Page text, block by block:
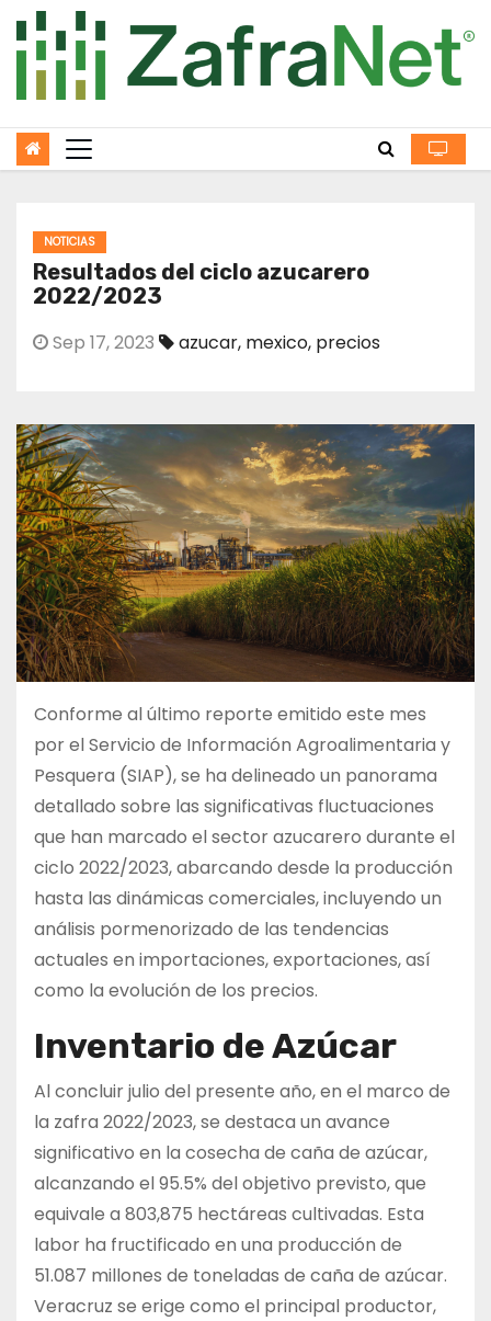
to
content
NOTICIAS
Resultados del ciclo azucarero
2022/2023
Sep 17, 2023 azucar, mexico, precios
Conforme al último reporte emitido este mes
por el Servicio de Información Agroalimentaria y
Pesquera (SIAP), se ha delineado un panorama
detallado sobre las significativas fluctuaciones
que han marcado el sector azucarero durante el
ciclo 2022/2023, abarcando desde la producción
hasta las dinámicas comerciales, incluyendo un
análisis pormenorizado de las tendencias
actuales en importaciones, exportaciones, así
como la evolución de los precios.
Inventario de Azúcar
Al concluir julio del presente año, en el marco de
la zafra 2022/2023, se destaca un avance
significativo en la cosecha de caña de azúcar,
alcanzando el 95.5% del objetivo previsto, que
equivale a 803,875 hectáreas cultivadas. Esta
labor ha fructificado en una producción de
51.087 millones de toneladas de caña de azúcar.
Veracruz se erige como el principal productor,